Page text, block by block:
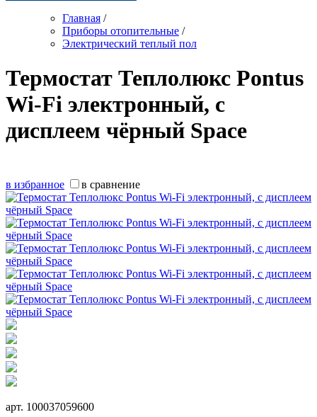
Главная /
Приборы отопительные /
Электрический теплый пол
Термостат Теплолюкс Pontus
Wi-Fi электронный, с
дисплеем чёрный Space
в избранное в сравнение
арт. 100037059600